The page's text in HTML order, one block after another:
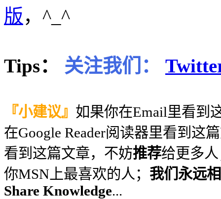
版，^_^
Tips： 关注我们：
『小建议』 如果你在Email里看到
在Google Reader阅读器里看到这
看到这篇文章，不妨推荐给更多
你MSN上最喜欢的人； 我们永远
Share Knowledge...